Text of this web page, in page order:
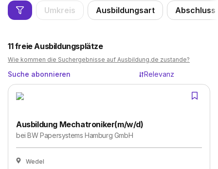
Umkreis Ausbildungsart Abschluss
11freie Ausbildungsplätze
Wie kommen die Suchergebnisse auf Ausbildung.de zustande?
Suche abonnieren Relevanz
Ausbildung Mechatroniker(m/w/d)
beiBW Papersystems Hamburg GmbH
Wedel